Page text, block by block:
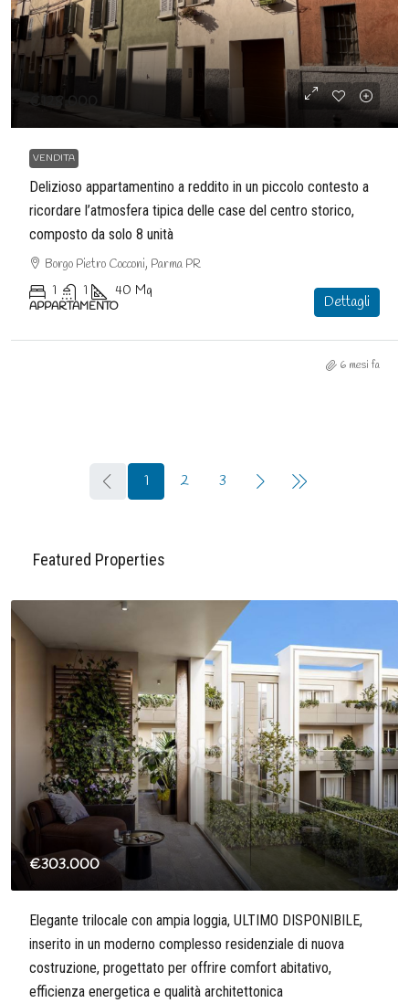
€128.000
VENDITA
Delizioso appartamentino a reddito in un piccolo contesto a
ricordare l’atmosfera tipica delle case del centro storico,
composto da solo 8 unità
Borgo Pietro Cocconi, Parma PR
1 1 40 Mq
APPARTAMENTO Dettagli
6 mesi fa
1 2 3
Featured Properties
€128.000
Delizioso appartamentino a reddito in un piccolo contesto a
ricordare l’atmosfera tipica delle case del centro storico,
composto da solo 8 unità
Borgo Pietro Cocconi, Parma PR